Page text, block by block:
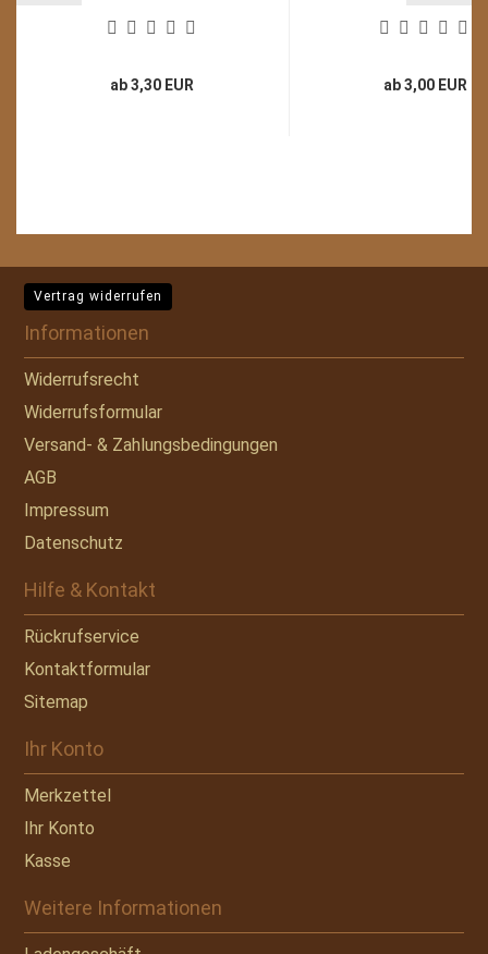
ab 3,30 EUR ab 3,00 EUR
Vertrag widerrufen
Informationen
Widerrufsrecht
Widerrufsformular
Versand- & Zahlungsbedingungen
AGB
Impressum
Datenschutz
Hilfe & Kontakt
Rückrufservice
Kontaktformular
Sitemap
Ihr Konto
Merkzettel
Ihr Konto
Kasse
Weitere Informationen